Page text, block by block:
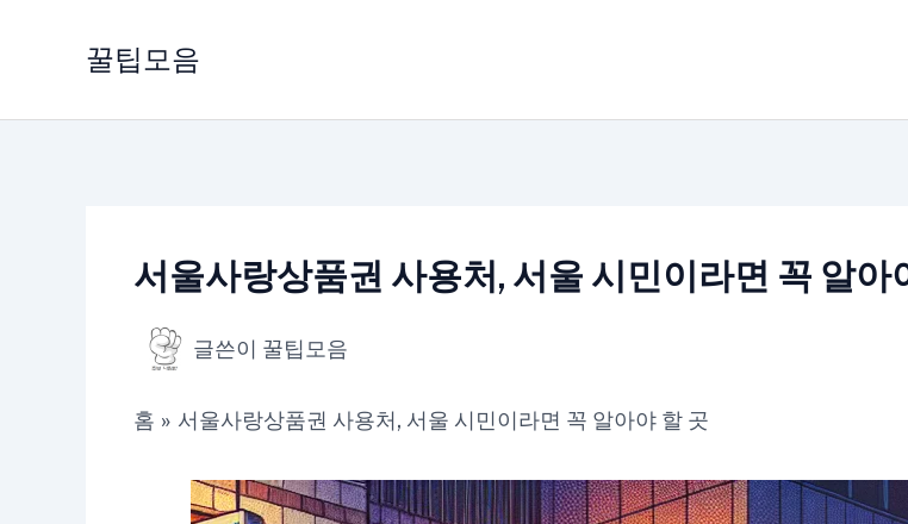
로
꿀팁모음
서울사랑상품권 사용처, 서울 시민이라면 꼭 알아
글쓴이 꿀팁모음
홈 서울사랑상품권 사용처, 서울 시민이라면 꼭 알아야 할 곳